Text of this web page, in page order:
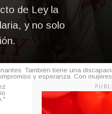
de Ley la
y no solo
También tiene una
y esperanza. Con